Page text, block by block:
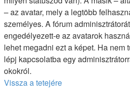
– az avatar, mely a legtöbb
személyes. A fórum
engedélyezett-e az avatarok
lehet megadni ezt a képet. Ha nem
lépj kapcsolatba egy
okokról.
Vissza a tetejére